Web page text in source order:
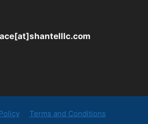
Terms and Conditions